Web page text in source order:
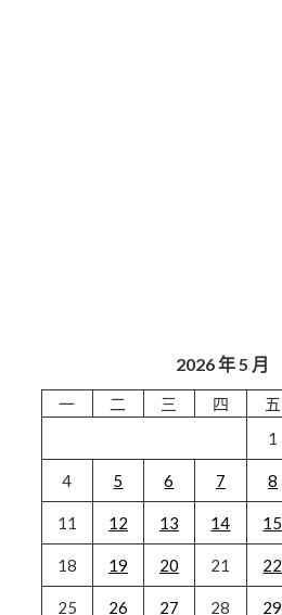
2026 年 5 月
一 二 三 四 五
1
4 5 6 7 8
11 12 13 14 15
18 19 20 21 22
25 26 27 28 29